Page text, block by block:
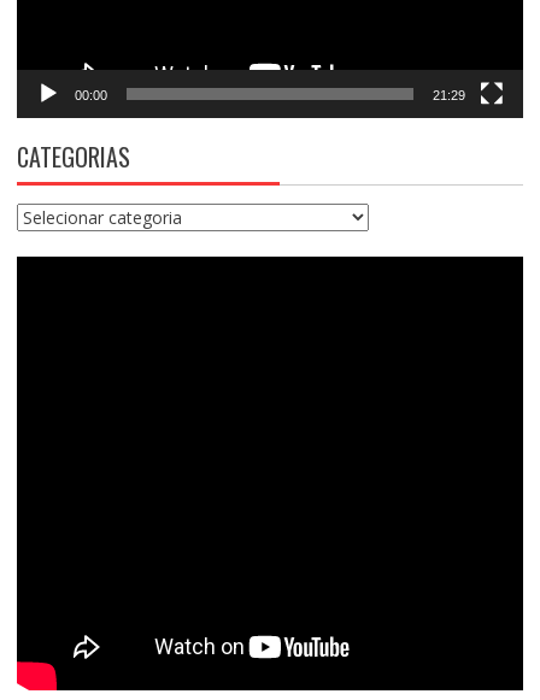
00:00 21:29
CATEGORIAS
Categorias